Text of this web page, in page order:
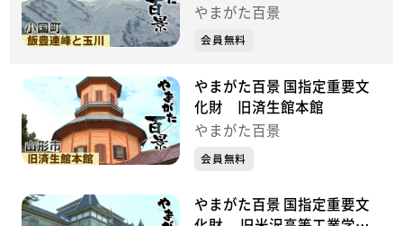
やまがた百景
会員無料
やまがた百景 国指定重要文
化財 旧済生館本館
やまがた百景
会員無料
やまがた百景 国指定重要文